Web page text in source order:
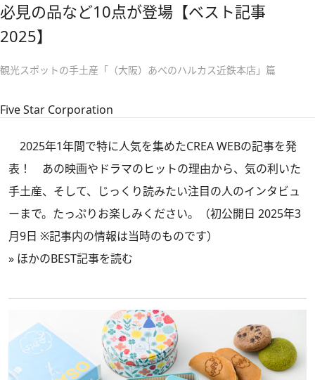
必見の品など10点が登場【ベスト記事
2025】
観光スポットの手土産「（大阪）あべのハルカス近鉄本店」篇
Five Star Corporation
2025年1年間で特に人気を集めたCREA WEBの記事を発
表！ あの映画やドラマのヒットの理由から、気の利いた
手土産、そして、じっくり読みたい注目の人のインタビュ
ーまで。たっぷりお楽しみください。（初公開日 2025年3
月9日 ※記事内の情報は当時のものです）
» ほかのBEST記事を読む